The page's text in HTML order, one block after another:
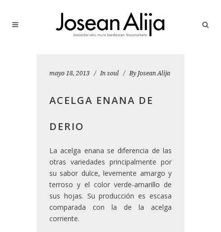
mayo 18, 2013 Insoul By Josean Alija
ACELGA ENANA DE
DERIO
La acelga enana se diferencia de las
otras variedades principalmente por
su sabor dulce, levemente amargo y
terroso y el color verde-amarillo de
sus hojas. Su producción es escasa
comparada con la de la acelga
corriente.